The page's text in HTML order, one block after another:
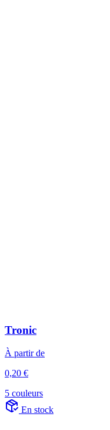
Tronic
À partir de
0,20 €
5 couleurs
En stock